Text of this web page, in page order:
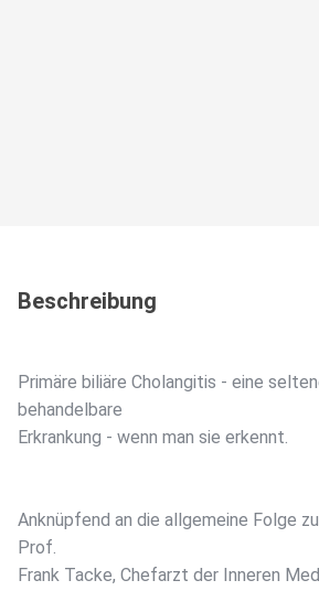
Beschreibung
Primäre biliäre Cholangitis - eine
behandelbare
Erkrankung - wenn man sie erkennt.
Anknüpfend an die allgemeine Folge
Prof.
Frank Tacke, Chefarzt der Inneren